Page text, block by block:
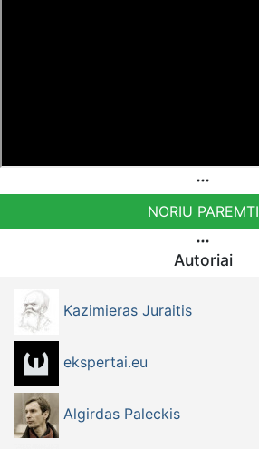
NORIU PAREMTI
Autoriai
Kazimieras Juraitis
ekspertai.eu
Algirdas Paleckis